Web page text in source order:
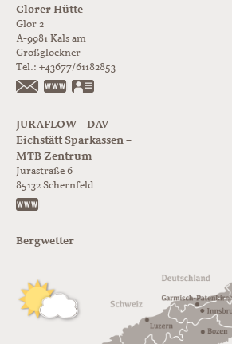
Glorer Hütte
Glor 2
A-9981 Kals am
Großglockner
Tel.: +43677/61182853
https://www.glorer-huette.at/
JURAFLOW – DAV
Eichstätt Sparkassen –
MTB Zentrum
Jurastraße 6
85132 Schernfeld
Bergwetter